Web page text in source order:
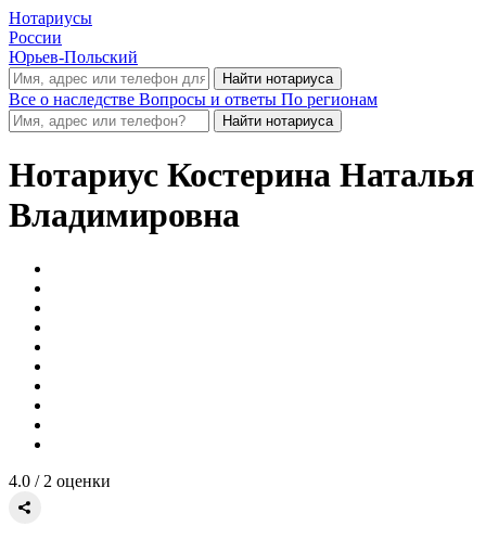
Нотариусы
России
Юрьев-Польский
Все о наследстве Вопросы и ответы По регионам
Нотариус Костерина Наталья
Владимировна
4.0 / 2 оценки